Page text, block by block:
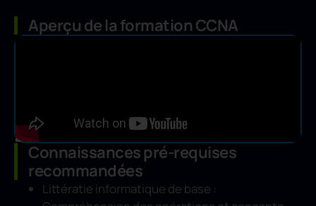
Aperçu de la formation CCNA
Connaissances pré-requises
recommandées
Littératie informatique de base :